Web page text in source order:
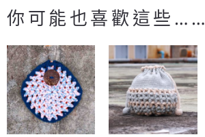
你可能也喜歡這些……